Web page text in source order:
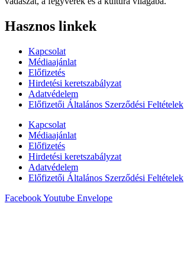
Hasznos linkek
Kapcsolat
Médiaajánlat
Előfizetés
Hirdetési keretszabályzat
Adatvédelem
Előfizetői Általános Szerződési Feltételek
Kapcsolat
Médiaajánlat
Előfizetés
Hirdetési keretszabályzat
Adatvédelem
Előfizetői Általános Szerződési Feltételek
FacebookYoutube Envelope